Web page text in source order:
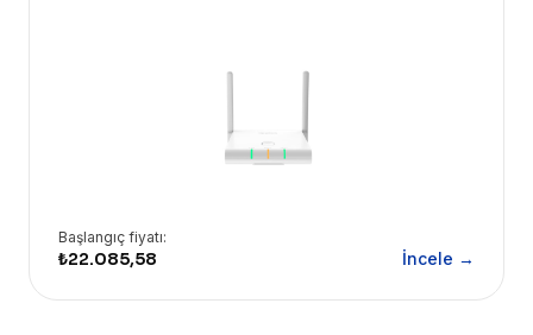
Başlangıç fiyatı:
₺22.085,58 İncele →